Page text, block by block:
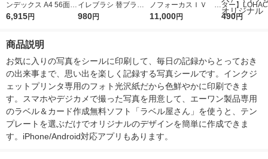
ンデックス A4 56面
中 10 KJ-T692NR 1セ
6,915円
イレブラシ 替ブラシ
1パック（36個入） ト
980円
ノフォーカスＩＶ 4
5ｇ 資生堂 おまけ
11,000円
ター】
r（ロハコウ
490円
商品説明
お気に入りの写真をシールに印刷して、毎日の記録からとっておき
の出来事まで、思い出を楽しく記録する写真シールです。インクジ
ェットプリンタ専用のフォト光沢紙だから色鮮やかに印刷できま
す。スマホやデジカメで撮った写真を用意して、エーワン製品専用
のラベル＆カード作成無料ソフト「ラベル屋さん」を使うと、テン
プレートを選ぶだけでオリジナルのデザインを簡単に作成できま
す。iPhone/Android対応アプリもあります。